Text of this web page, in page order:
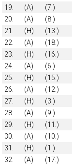
19.
(A) (7.)
20.
(A) (8.)
21.
(H) (13.)
22.
(A) (18.)
23.
(H) (16.)
24.
(A) (6.)
25.
(H) (15.)
26.
(A) (12.)
27.
(H) (3.)
28.
(A) (9.)
29.
(H) (11.)
30.
(A) (10.)
31.
(H) (1.)
32.
(A) (17.)